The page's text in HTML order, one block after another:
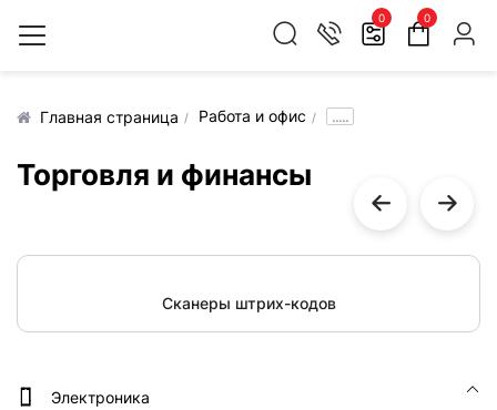
0 0
Главная страница Работа и офис .....
Торговля и финансы
Сканеры штрих-кодов
Электроника